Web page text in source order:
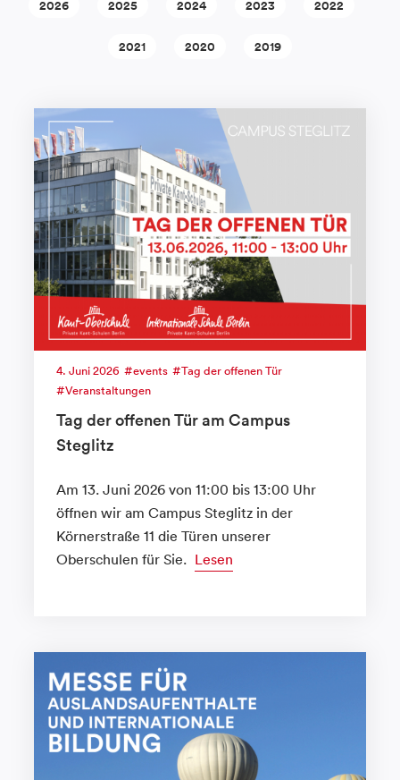
2026 2025 2024 2023 2022
2021 2020 2019
4. Juni 2026 events
Tag der offenen Tür
Veranstaltungen
Tag der offenen Tür am Campus
Steglitz
Am 13. Juni 2026 von 11:00 bis 13:00 Uhr
öffnen wir am Campus Steglitz in der
Körnerstraße 11 die Türen unserer
Oberschulen für Sie. Lesen